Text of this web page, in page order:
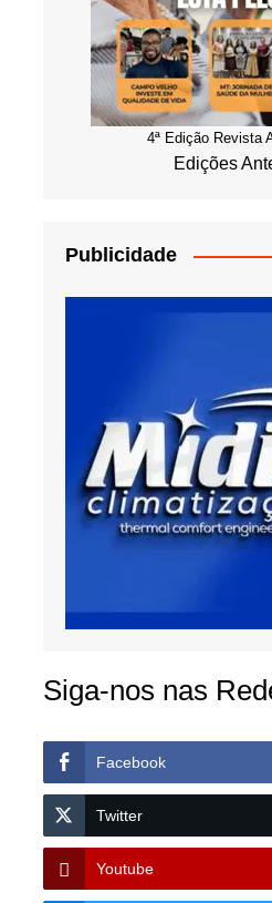
4ª Edição Revista
Edições
Publicidade
Siga-nos nas
Facebook
Twitter
Youtube